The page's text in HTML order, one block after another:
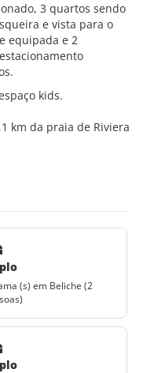
3 quartos sendo
e vista para o
equipada e 2
kids.
km da praia de Riviera
(s) em Beliche (2